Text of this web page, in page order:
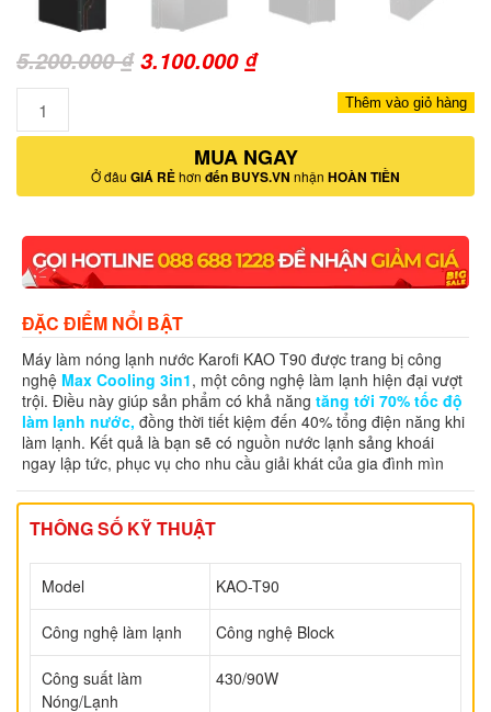
5.200.000₫ Giá
5.200.000 ₫.
3.100.000₫Giá
là:
3.100.000 ₫.
lượng
Thêm vào giỏ hàng
MUA NGAY
Ở đâu GIÁ RẺhơn đến BUYS.VN nhận HOÀN TIỀN
ĐẶC ĐIỂM NỔI BẬT
Máy làm nóng lạnh nước Karofi KAO T90 được trang bị công
nghệ Max Cooling 3in1, một công nghệ làm lạnh hiện đại vượt
trội. Điều này giúp sản phẩm có khả năng tăng tới 70% tốc độ
làm lạnh nước, đồng thời tiết kiệm đến 40% tổng điện năng khi
làm lạnh. Kết quả là bạn sẽ có nguồn nước lạnh sảng khoái
ngay lập tức, phục vụ cho nhu cầu giải khát của gia đình mìn
THÔNG SỐ KỸ THUẬT
Model KAO-T90
Công nghệ làm lạnh Công nghệ Block
Công suất làm
Nóng/Lạnh
430/90W